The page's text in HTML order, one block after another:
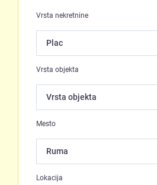
Vrsta nekretnine
Vrsta objekta
Mesto
Lokacija